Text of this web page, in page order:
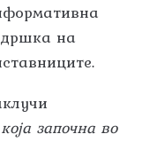
на
која започна во